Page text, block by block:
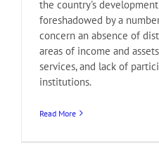
the country's
foreshadowed by a
concern an absence of
areas of income and
services, and lack of
institutions.
Read More